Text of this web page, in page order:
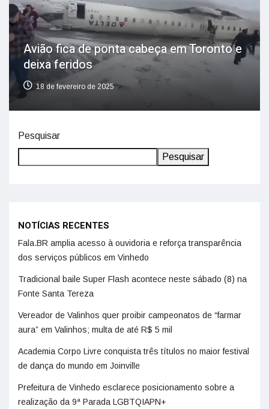
Avião fica de ponta cabeça em Toronto e
deixa feridos
18 de fevereiro de 2025
Pesquisar
Pesquisar
NOTÍCIAS RECENTES
Fala.BR amplia acesso à ouvidoria e reforça transparência
dos serviços públicos em Vinhedo
Tradicional baile Super Flash acontece neste sábado (8) na
Fonte Santa Tereza
Vereador de Valinhos quer proibir campeonatos de “farmar
aura” em Valinhos; multa de até R$ 5 mil
Academia Corpo Livre conquista três títulos no maior festival
de dança do mundo em Joinville
Prefeitura de Vinhedo esclarece posicionamento sobre a
realização da 9ª Parada LGBTQIAPN+